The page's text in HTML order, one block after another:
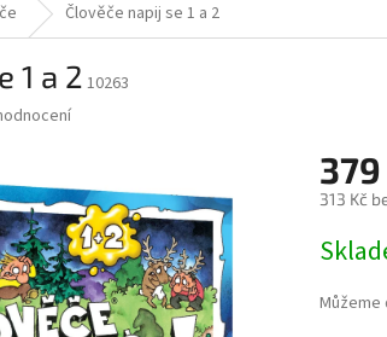
Člověče napij se 1 a 2
1 a 2 10263
379
313 Kč
cena:
Můžeme